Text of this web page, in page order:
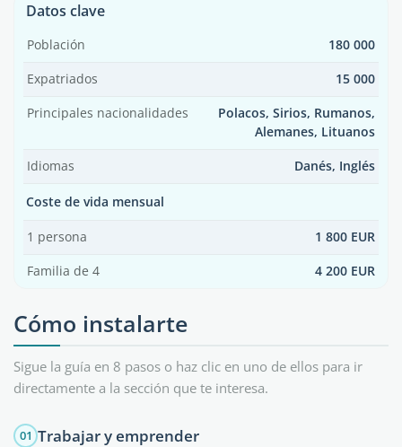
Datos clave
Población 180 000
Expatriados 15 000
Principales nacionalidades
Polacos, Sirios, Rumanos,
Alemanes, Lituanos
Idiomas Danés, Inglés
Coste de vida mensual
1 persona 1 800 EUR
Familia de 4 4 200 EUR
Cómo instalarte
Sigue la guía en 8 pasos o haz clic en uno de ellos para ir
directamente a la sección que te interesa.
01 Trabajar y emprender